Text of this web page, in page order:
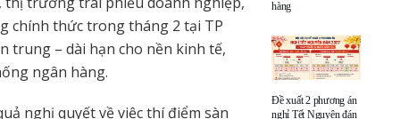
chính thức trong tháng 2 tại TP
trung – dài hạn cho nền kinh tế,
ngân hàng.
nghị quyết về việc thí điểm sàn
hàng
Đề xuất 2 phương án
nghỉ Tết Nguyên đán